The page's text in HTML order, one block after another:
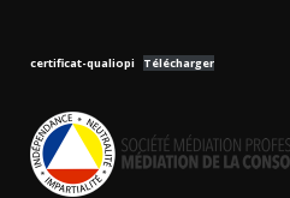
certificat-qualiopi Télécharger